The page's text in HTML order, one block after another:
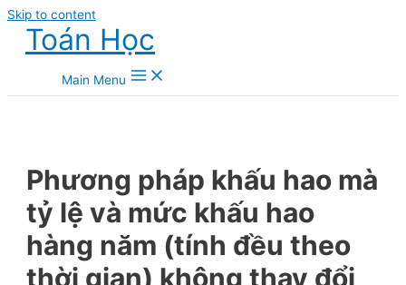
Skip to content
Toán Học
Main Menu
Phương pháp khấu hao mà
tỷ lệ và mức khấu hao
hàng năm (tính đều theo
thời gian) không thay đổi